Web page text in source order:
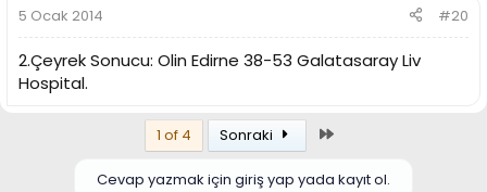
5 Ocak 2014 #20
2.Çeyrek Sonucu: Olin Edirne 38-53 Galatasaray Liv
Hospital.
1 of 4 Sonraki
Cevap yazmak için giriş yap yada kayıt ol.